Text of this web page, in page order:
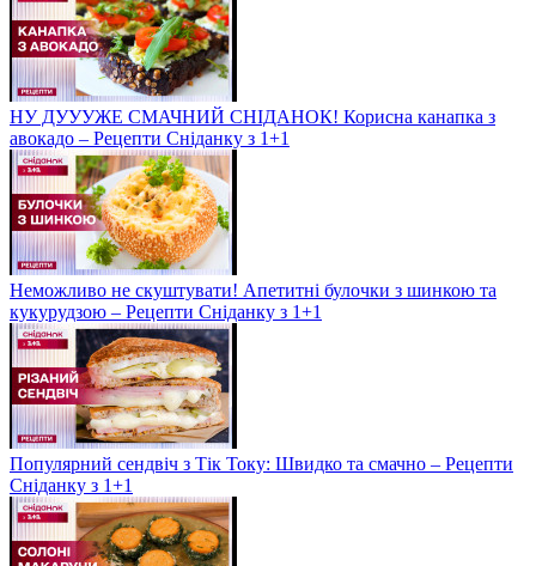
НУ ДУУУЖЕ СМАЧНИЙ СНІДАНОК! Корисна канапка з
авокадо – Рецепти Сніданку з 1+1
Неможливо не скуштувати! Апетитні булочки з шинкою та
кукурудзою – Рецепти Сніданку з 1+1
Популярний сендвіч з Тік Току: Швидко та смачно – Рецепти
Сніданку з 1+1